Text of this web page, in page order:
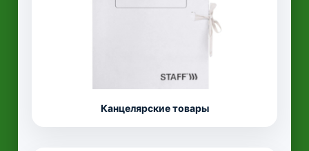
Канцелярские товары